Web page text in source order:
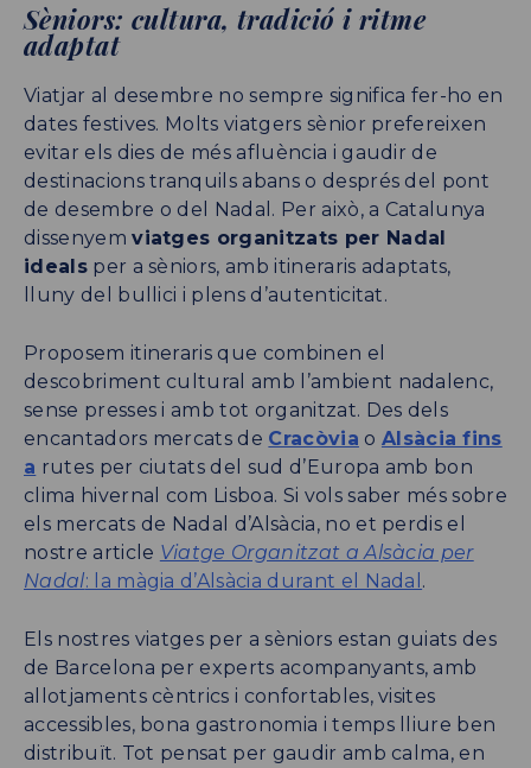
Sèniors: cultura, tradició i ritme
adaptat
Viatjar al desembre no sempre significa fer-ho en
dates festives. Molts viatgers sènior prefereixen
evitar els dies de més afluència i gaudir de
destinacions tranquils abans o després del pont
de desembre o del Nadal. Per això, a Catalunya
dissenyemviatges organitzats per Nadal
idealsper a sèniors, amb itineraris adaptats,
lluny del bullici i plens d’autenticitat.
Proposem itineraris que combinen el
descobriment cultural amb l’ambient nadalenc,
sense presses i amb tot organitzat. Des dels
encantadors mercats de Cracòvia o Alsàcia fins
a rutes per ciutats del sud d’Europa amb bon
clima hivernal com Lisboa. Si vols saber més sobre
els mercats de Nadal d’Alsàcia, no et perdis el
nostre article Viatge Organitzat a Alsàcia per
Nadal: la màgia d’Alsàcia durant el Nadal .
Els nostres viatges per a sèniors estan guiats des
de Barcelona per experts acompanyants, amb
allotjaments cèntrics i confortables, visites
accessibles, bona gastronomia i temps lliure ben
distribuït. Tot pensat per gaudir amb calma, en